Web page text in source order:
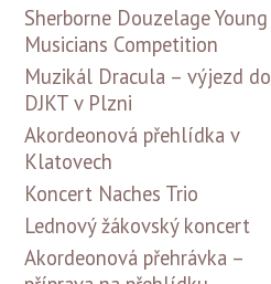
Sherborne Douzelage Young
Musicians Competition
Muzikál Dracula – výjezd do
DJKT v Plzni
Akordeonová přehlídka v
Klatovech
Koncert Naches Trio
Lednový žákovský koncert
Akordeonová přehrávka –